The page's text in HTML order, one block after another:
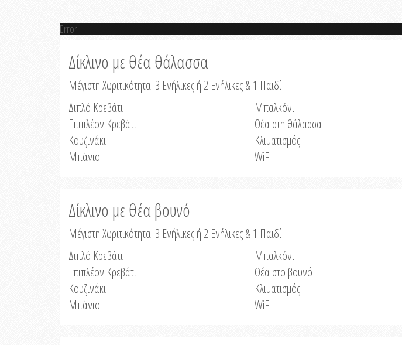
Error
Δίκλινο με θέα θάλασσα
Μέγιστη Χωριτικότητα: 3 Ενήλικες ή 2 Ενήλικες & 1 Παιδί
Διπλό Κρεβάτι
Επιπλέον Κρεβάτι
Κουζινάκι
Μπάνιο
Μπαλκόνι
Θέα στη θάλασσα
Κλιματισμός
WiFi
Δίκλινο με θέα βουνό
Μέγιστη Χωριτικότητα: 3 Ενήλικες ή 2 Ενήλικες & 1 Παιδί
Διπλό Κρεβάτι
Επιπλέον Κρεβάτι
Κουζινάκι
Μπάνιο
Μπαλκόνι
Θέα στο βουνό
Κλιματισμός
WiFi